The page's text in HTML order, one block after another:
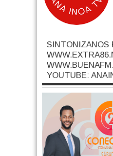
SINTONIZANOS
YOUTUBE: